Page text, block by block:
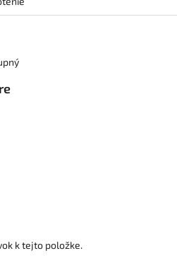
k tejto položke.